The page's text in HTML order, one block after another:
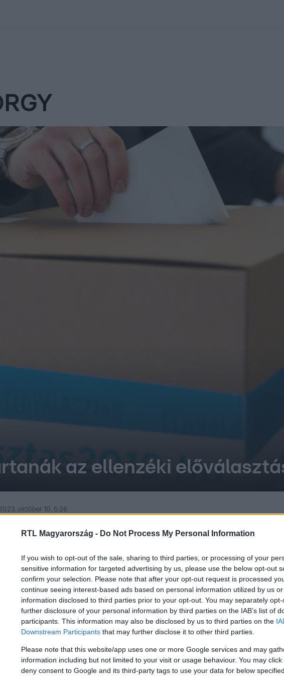
RTL Magyarország - Do Not Process My Personal Information
If you wish to opt-out of the sale, sharing to third parties, or processing of your
sensitive information for targeted advertising by us, please use the below opt-out
confirm your selection. Please note that after your opt-out request is processed
continue seeing interest-based ads based on personal information utilized by us
information disclosed to third parties prior to your opt-out. You may separately
further disclosure of your personal information by third parties on the IAB’s list of
participants. This information may also be disclosed by us to third parties on the
Downstream Participants that may further disclose it to other third parties.
Please note that this website/app uses one or more Google services and may
information including but not limited to your visit or usage behaviour. You may
deny consent to Google and its third-party tags to use your data for below
az ellenzéki
október 10. 5:26
Kártérítési követelést küldenek a recski bányának
Miután kiderült, hogy a recski bánya nem a műszaki üzem terv szerint
házak fölötti domboldalon, a júniusi sárlavina károsultjai kártérítést nyújtanak
2023. május 12. 12:50
Magyar György: pénzbehajtásra jó, de indokolatlan
gyorshajtás ellenőrzésén
Az ügyvéd szerint jogi és műszaki jellegű kérdéseket is felvet az új